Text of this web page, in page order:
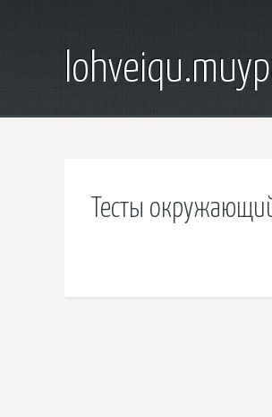
Тесты